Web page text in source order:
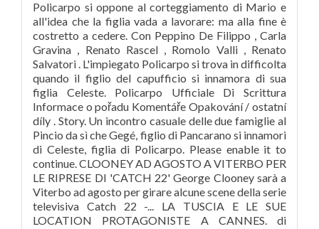
Policarpo si oppone al corteggiamento di Mario e
all'idea che la figlia vada a lavorare: ma alla fine è
costretto a cedere. Con Peppino De Filippo , Carla
Gravina , Renato Rascel , Romolo Valli , Renato
Salvatori . L'impiegato Policarpo si trova in difficolta
quando il figlio del capufficio si innamora di sua
figlia Celeste. Policarpo Ufficiale Di Scrittura
Informace o pořadu Komentáře Opakování / ostatní
díly . Story. Un incontro casuale delle due famiglie al
Pincio da sì che Gegé, figlio di Pancarano si innamori
di Celeste, figlia di Policarpo. Please enable it to
continue. CLOONEY AD AGOSTO A VITERBO PER
LE RIPRESE DI 'CATCH 22' George Clooney sarà a
Viterbo ad agosto per girare alcune scene della serie
televisiva Catch 22 -... LA TUSCIA E LE SUE
LOCATION PROTAGONISTE A CANNES. di